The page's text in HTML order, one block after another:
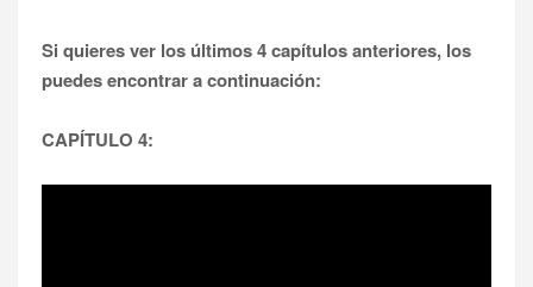
Si quieres ver los últimos 4 capítulos anteriores, los
puedes encontrar a continuación:
CAPÍTULO 4: